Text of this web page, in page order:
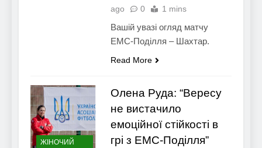
ago
0 1 mins
Вашій увазі огляд матчу
ЕМС-Поділля – Шахтар.
Read More
ЖІНОЧИЙ
Олена Руда: “Вересу
не вистачило
емоційної стійкості в
грі з ЕМС-Поділля”